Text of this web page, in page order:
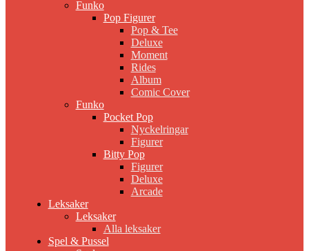
Funko
Pop Figurer
Pop & Tee
Deluxe
Moment
Rides
Album
Comic Cover
Funko
Pocket Pop
Nyckelringar
Figurer
Bitty Pop
Figurer
Deluxe
Arcade
Leksaker
Leksaker
Alla leksaker
Spel & Pussel